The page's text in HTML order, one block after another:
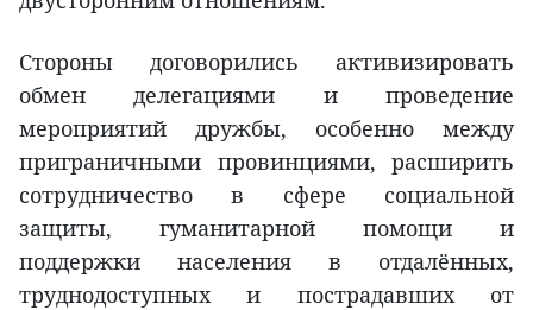
Стороны договорились активизировать
обмен делегациями и проведение
мероприятий дружбы, особенно между
приграничными провинциями, расширить
сотрудничество в сфере социальной
защиты, гуманитарной помощи и
поддержки населения в отдалённых,
труднодоступных и пострадавших от